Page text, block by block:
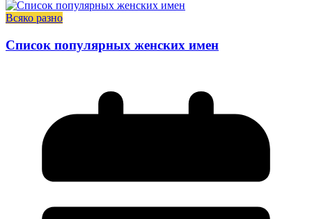
Всяко разно
Список популярных женских имен